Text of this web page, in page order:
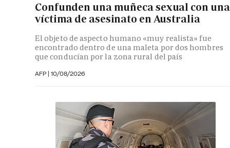
Confunden una muñeca sexual con una
víctima de asesinato en Australia
El objeto de aspecto humano «muy realista» fue
encontrado dentro de una maleta por dos hombres
que conducían por la zona rural del país
AFP | 10/08/2026